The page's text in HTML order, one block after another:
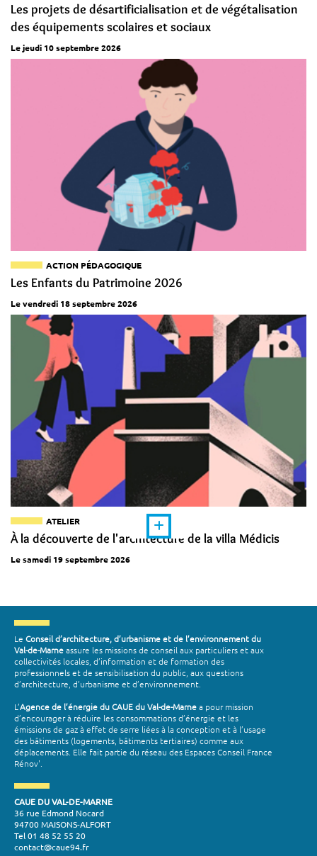
Les projets de désartificialisation et de végétalisation
des équipements scolaires et sociaux
Le jeudi 10 septembre 2026
ACTION PÉDAGOGIQUE
Les Enfants du Patrimoine 2026
Le vendredi 18 septembre 2026
ATELIER
À la découverte de l'architecture de la villa Médicis
Le samedi 19 septembre 2026
Le Conseil d’architecture, d’urbanisme et de l’environnement du
Val-de-Marneassure les missions de conseil aux particuliers et aux
collectivités locales, d’information et de formation des
professionnels et de sensibilisation du public, aux questions
d’architecture, d’urbanisme et d’environnement.
L’Agence de l’énergie du CAUE du Val-de-Marnea pour mission
d’encourager à réduire les consommations d’énergie et les
émissions de gaz à effet de serre liées à la conception et à l’usage
des bâtiments (logements, bâtiments tertiaires) comme aux
déplacements. Elle fait partie du réseau des Espaces Conseil France
Rénov'.
CAUE DU VAL-DE-MARNE
36 rue Edmond Nocard
94700 MAISONS-ALFORT
Tel 01 48 52 55 20
contact@caue94.fr